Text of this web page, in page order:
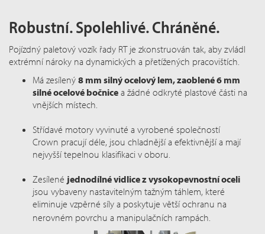
Robustní. Spolehlivé. Chráněné.
Pojízdný paletový vozík řady RT je zkonstruován tak, aby zvládl
extrémní nároky na dynamických a přetížených pracovištích.
Má zesílený 8 mm silný ocelový lem, zaoblené 6 mm
silné ocelové bočnice a žádné odkryté plastové části na
vnějších místech.
Střídavé motory vyvinuté a vyrobené společností
Crown pracují déle, jsou chladnější a efektivnější a mají
nejvyšší tepelnou klasifikaci v oboru.
Zesílené jednodílné vidlice z vysokopevnostní oceli
jsou vybaveny nastavitelným tažným táhlem, které
eliminuje vzpěrné síly a poskytuje větší ochranu na
nerovném povrchu a manipulačních rampách.